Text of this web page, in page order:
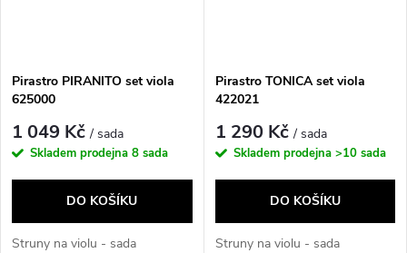
Pirastro PIRANITO set viola
625000
1 049 Kč/ sada
Skladem prodejna 8 sada
DO KOŠÍKU
Struny na violu - sada
Pirastro TONICA set viola
422021
1 290 Kč/ sada
Skladem prodejna >10 sada
DO KOŠÍKU
Struny na violu - sada